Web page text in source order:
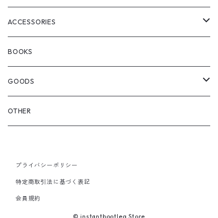
WOODBLOCK
SEDAN ALL-PURPOSE
BOOTS
BACKPACK
SHOULDER
OTHER BAGS
ACCESSORIES
EYE WEAR
CAP&HAT
GLOVES&SCARF
SHOULDER
SMALL BAG
BOOKS
GOODS
TOY
PINS& PINBACK
SOX
OTHER
プライバシーポリシー
特定商取引法に基づく表記
会員規約
© instantbootleg Store